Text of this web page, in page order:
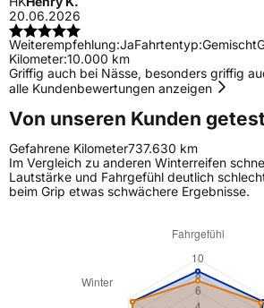
20.06.2026
Weiterempfehlung:JaFahrtentyp:Gemischt
Kilometer:10.000 km
Griffig auch bei Nässe, besonders griffig
alle Kundenbewertungen anzeigen
Von unseren Kunden
Gefahrene Kilometer737.630 km
Im Vergleich zu anderen Winterreifen
Lautstärke und Fahrgefühl deutlich
beim Grip etwas schwächere Ergebnisse.